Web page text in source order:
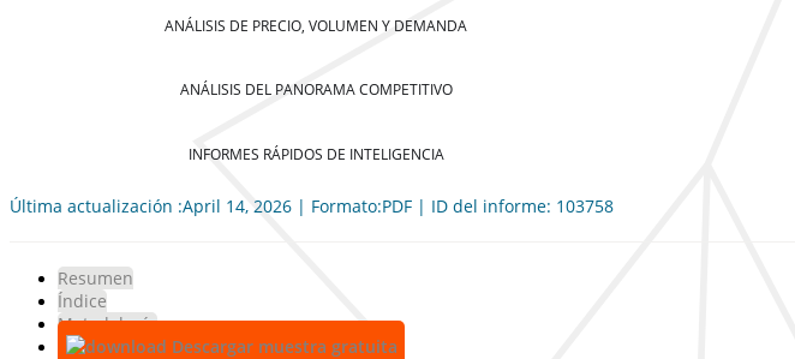
ANÁLISIS DE PRECIO, VOLUMEN Y DEMANDA
ANÁLISIS DEL PANORAMA COMPETITIVO
INFORMES RÁPIDOS DE INTELIGENCIA
Última actualización :April 14, 2026 | Formato:PDF | ID del informe: 103758
Resumen
Índice
Metodología
Descargar muestra gratuita